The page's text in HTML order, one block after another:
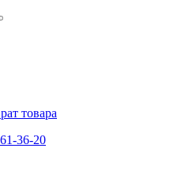
товара
36-20